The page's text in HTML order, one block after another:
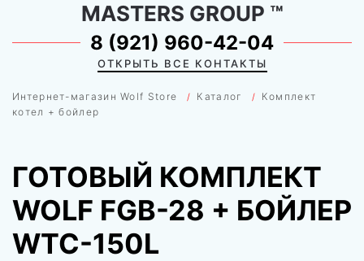
Интернет-магазин Wolf Store Каталог
Комплект
котел + бойлер
MASTERS GROUP ™
8 (921) 960-42-04
ОТКРЫТЬ ВСЕ КОНТАКТЫ
ГОТОВЫЙ КОМПЛЕКТ
WOLF FGB-28 + БОЙЛЕР
WTC-150L